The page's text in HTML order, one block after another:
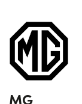
MG